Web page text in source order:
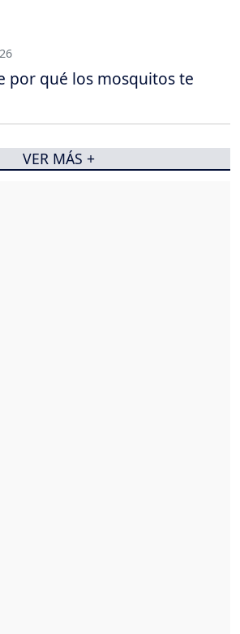
por qué los mosquitos te
VER MÁS +